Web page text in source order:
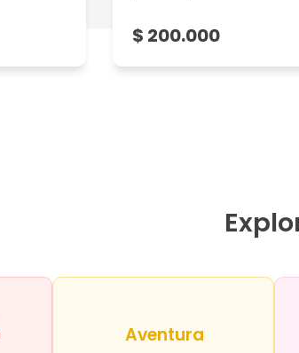
$ 200.000
Aventura